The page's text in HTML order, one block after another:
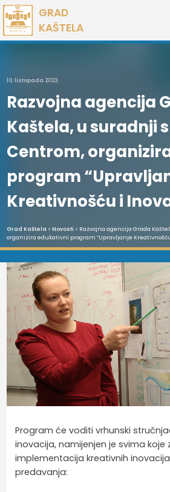
Preskoči
na
sadržaj
GRAD
KAŠTELA
10. listopada 2023.
Razvojna agencija
Kaštela, u suradnji s
Centrom,
program
Kreativnošću i
Grad Kaštela > Novosti > Razvojna agencija Grada
organizira edukativni program “Upravljanje
Program će voditi vrhunski
inovacija, namijenjen je svima koje
implementacija kreativnih
predavanja: